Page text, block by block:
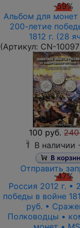
-59%
Альбом для монет
200-летие
1812 г. (28
(Артикул: CN-
100 руб.
1 В
Отправить
-47%
Россия 2012 г. •
победы в войне
руб. •
Полководцы •